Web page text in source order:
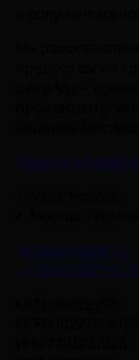
Политика
info@nmgdoc.ru
+7 (495) 937-6170